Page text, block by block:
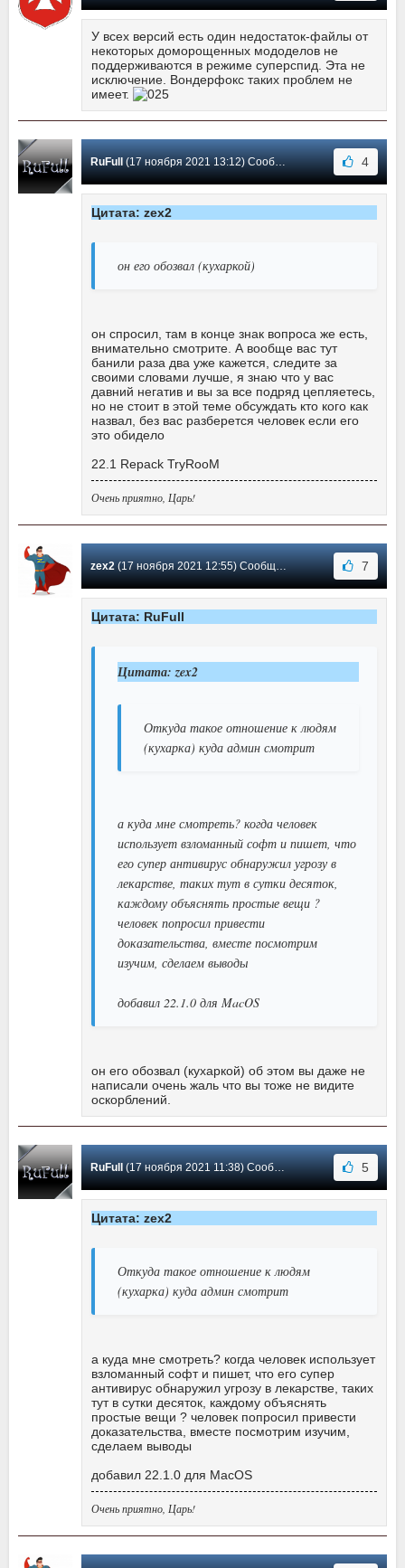
У всех версий есть один недостаток-файлы от
некоторых доморощенных мододелов не
поддерживаются в режиме суперспид. Эта не
исключение. Вондерфокс таких проблем не
имеет.
RuFull (17 ноября 2021 13:12) Сообщение #537 4
Цитата: zex2
он его обозвал (кухаркой)
он спросил, там в конце знак вопроса же есть,
внимательно смотрите. А вообще вас тут
банили раза два уже кажется, следите за
своими словами лучше, я знаю что у вас
давний негатив и вы за все подряд цепляетесь,
но не стоит в этой теме обсуждать кто кого как
назвал, без вас разберется человек если его
это обидело
22.1 Repack TryRooM
Очень приятно, Царь!
zex2(17 ноября 2021 12:55) Сообщение #536 7
Цитата: RuFull
Цитата: zex2
Откуда такое отношение к людям
(кухарка) куда админ смотрит
а куда мне смотреть? когда человек
использует взломанный софт и пишет, что
его супер антивирус обнаружил угрозу в
лекарстве, таких тут в сутки десяток,
каждому объяснять простые вещи ?
человек попросил привести
доказательства, вместе посмотрим
изучим, сделаем выводы
добавил 22.1.0 для MacOS
он его обозвал (кухаркой) об этом вы даже не
написали очень жаль что вы тоже не видите
оскорблений.
RuFull (17 ноября 2021 11:38) Сообщение #535 5
Цитата: zex2
Откуда такое отношение к людям
(кухарка) куда админ смотрит
а куда мне смотреть? когда человек использует
взломанный софт и пишет, что его супер
антивирус обнаружил угрозу в лекарстве, таких
тут в сутки десяток, каждому объяснять
простые вещи ? человек попросил привести
доказательства, вместе посмотрим изучим,
сделаем выводы
добавил 22.1.0 для MacOS
Очень приятно, Царь!